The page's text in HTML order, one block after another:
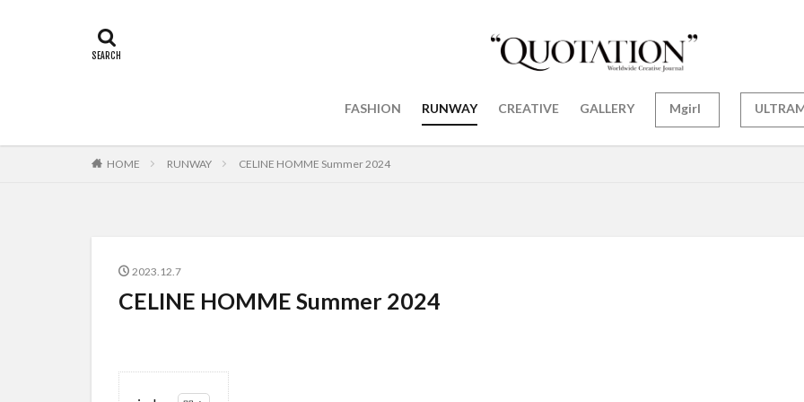
FASHION RUNWAY CREATIVE GALLERY Mgirl
HOME RUNWAY CELINE HOMME Summer 2024
2023.12.7
CELINE HOMME Summer 2024